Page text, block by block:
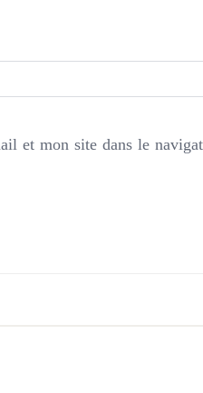
et mon site dans le